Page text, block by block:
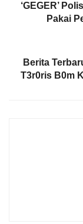
‘GEGER’
Pakai
Berita
T3r0ris B0m